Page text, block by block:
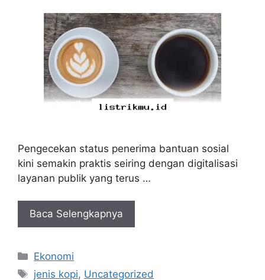
Pengecekan status penerima bantuan sosial
kini semakin praktis seiring dengan digitalisasi
layanan publik yang terus …
Baca Selengkapnya
Kategori
Ekonomi
Tag
jenis kopi, Uncategorized